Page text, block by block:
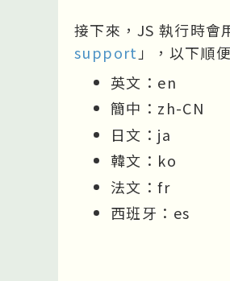
接下來，JS 執行時
support
英文：en
簡中：zh-CN
日文：ja
韓文：ko
法文：fr
西班牙：es